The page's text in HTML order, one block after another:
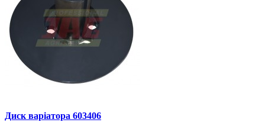
Диск варіатора 603406